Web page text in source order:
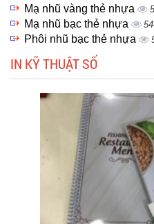
Mạ nhũ vàng thẻ nhựa
Mạ nhũ bạc thẻ nhựa
Phôi nhũ bạc thẻ nhựa
IN KỸ THUẬT SỐ